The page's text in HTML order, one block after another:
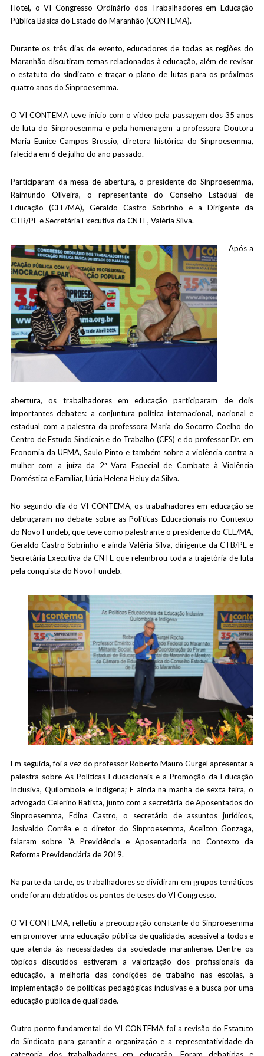
Hotel, o VI Congresso Ordinário dos Trabalhadores em Educação
Pública Básica do Estado do Maranhão (CONTEMA).
Durante os três dias de evento, educadores de todas as regiões do
Maranhão discutiram temas relacionados à educação, além de revisar
o estatuto do sindicato e traçar o plano de lutas para os próximos
quatro anos do Sinproesemma.
O VI CONTEMA teve início com o vídeo pela passagem dos 35 anos
de luta do Sinproesemma e pela homenagem a professora Doutora
Maria Eunice Campos Brussio, diretora histórica do Sinproesemma,
falecida em 6 de julho do ano passado.
Participaram da mesa de abertura, o presidente do Sinproesemma,
Raimundo Oliveira, o representante do Conselho Estadual de
Educação (CEE/MA), Geraldo Castro Sobrinho e a Dirigente da
CTB/PE e Secretária Executiva da CNTE, Valéria Silva.
Após a
abertura, os trabalhadores em educação participaram de dois
importantes debates: a conjuntura política internacional, nacional e
estadual com a palestra da professora Maria do Socorro Coelho do
Centro de Estudo Sindicais e do Trabalho (CES) e do professor Dr. em
Economia da UFMA, Saulo Pinto e também sobre a violência contra a
mulher com a juíza da 2ª Vara Especial de Combate à Violência
Doméstica e Familiar, Lúcia Helena Heluy da Silva.
No segundo dia do VI CONTEMA, os trabalhadores em educação se
debruçaram no debate sobre as Políticas Educacionais no Contexto
do Novo Fundeb, que teve como palestrante o presidente do CEE/MA,
Geraldo Castro Sobrinho e ainda Valéria Silva, dirigente da CTB/PE e
Secretária Executiva da CNTE que relembrou toda a trajetória de luta
pela conquista do Novo Fundeb.
Em seguida, foi a vez do professor Roberto Mauro Gurgel apresentar a
palestra sobre As Políticas Educacionais e a Promoção da Educação
Inclusiva, Quilombola e Indígena; E ainda na manha de sexta feira, o
advogado Celerino Batista, junto com a secretária de Aposentados do
Sinproesemma, Edina Castro, o secretário de assuntos jurídicos,
Josivaldo Corrêa e o diretor do Sinproesemma, Aceilton Gonzaga,
falaram sobre “A Previdência e Aposentadoria no Contexto da
Reforma Previdenciária de 2019.
Na parte da tarde, os trabalhadores se dividiram em grupos temáticos
onde foram debatidos os pontos de teses do VI Congresso.
O VI CONTEMA, refletiu a preocupação constante do Sinproesemma
em promover uma educação pública de qualidade, acessível a todos e
que atenda às necessidades da sociedade maranhense. Dentre os
tópicos discutidos estiveram a valorização dos profissionais da
educação, a melhoria das condições de trabalho nas escolas, a
implementação de políticas pedagógicas inclusivas e a busca por uma
educação pública de qualidade.
Outro ponto fundamental do VI CONTEMA foi a revisão do Estatuto
do Sindicato para garantir a organização e a representatividade da